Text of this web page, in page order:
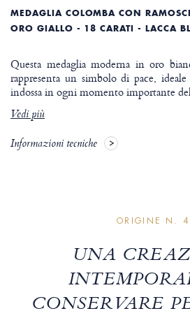
MEDAGLIA COLOMBA CON
ORO GIALLO - 18 CARATI - LACCA
Questa medaglia moderna in oro
rappresenta un simbolo di pace,
indossa in ogni momento importante
Vedi più
Informazioni tecniche
ORIGINE N.
UNA
CONSERVARE